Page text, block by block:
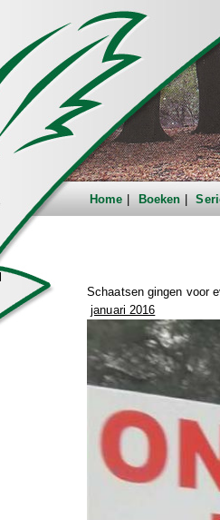
Home Boeken
Schaatsen gingen voor
januari 2016